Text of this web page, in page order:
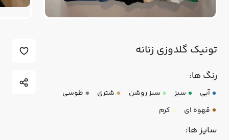
تونیک گلدوزی زنانه
رنگ ها:
آبی سبز سبز روشن شتری
طوسی
قهوه ای
کرم
سایز ها: